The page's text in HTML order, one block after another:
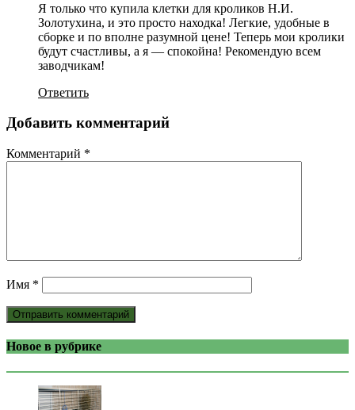
Я только что купила клетки для кроликов Н.И.
Золотухина, и это просто находка! Легкие, удобные в
сборке и по вполне разумной цене! Теперь мои кролики
будут счастливы, а я — спокойна! Рекомендую всем
заводчикам!
Ответить
Добавить комментарий
Комментарий *
Имя *
Новое в рубрике